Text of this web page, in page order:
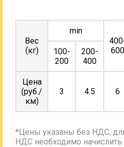
Вес
(кг)
min
600
100-
200
200-
400
Цена
(руб./
км)
3 4.5 6
*Цены указаны без НДС,
НДС необходимо